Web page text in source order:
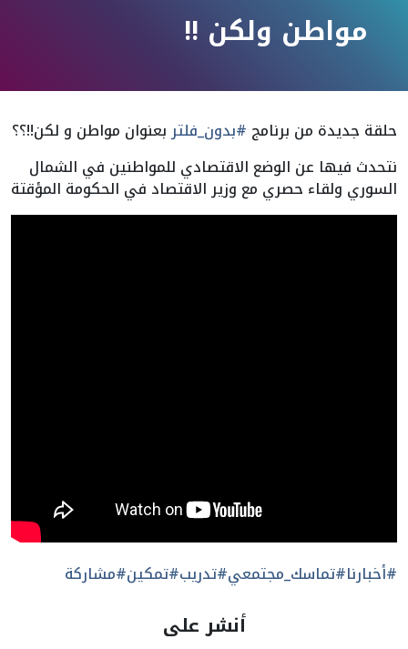
مواطن ولكن !!
حلقة جديدة من برنامج #بدون_فلتربعنوان مواطن و لكن!!؟؟
نتحدث فيها عن الوضع الاقتصادي للمواطنين في الشمال
السوري ولقاء حصري مع وزير الاقتصاد في الحكومة المؤقتة
#أخبارنا#تماسك_مجتمعي#تدريب#تمكين#مشاركة
أنشر على